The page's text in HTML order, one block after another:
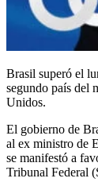
Brasil superó el
segundo país del
Unidos.
El gobierno de
al ex ministro de
se manifestó a
Tribunal Federal